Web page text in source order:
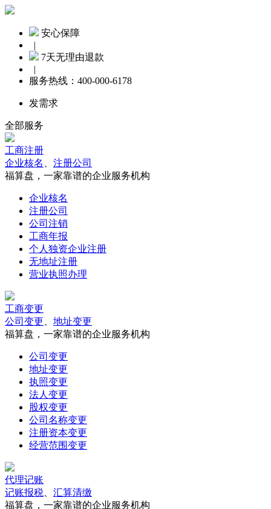
安心保障
|
7天无理由退款
|
服务热线： 400-000-6178
发需求
全部服务
工商注册
企业核名
注册公司
福算盘，一家靠谱的企业服务机构
企业核名
注册公司
公司注销
工商年报
个人独资企业注册
无地址注册
营业执照办理
工商变更
公司变更
地址变更
福算盘，一家靠谱的企业服务机构
公司变更
地址变更
执照变更
法人变更
股权变更
公司名称变更
注册资本变更
经营范围变更
代理记账
记账报税
汇算清缴
福算盘，一家靠谱的企业服务机构